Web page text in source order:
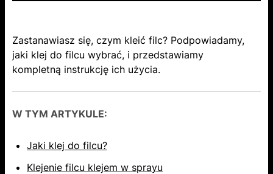
Zastanawiasz się​,​ czym kleić filc? Podpowiadamy​,​
jaki klej do filcu wybrać​,​ i ​przedstawiamy ​​ ​
kompletną instrukcję ich użycia.
W TYM ARTYKULE:
Jaki klej do filcu?
Klejenie filcu klejem w sprayu